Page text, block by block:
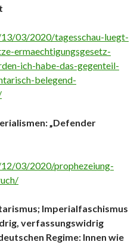
03/2020/tagesschau-luegt-
ermaechtigungsgesetz-
ich-habe-das-gegenteil-
belegend-
„Defender
03/2020/prophezeiung-
Imperialfaschismus
verfassungswidrig
Regime: Innen wie